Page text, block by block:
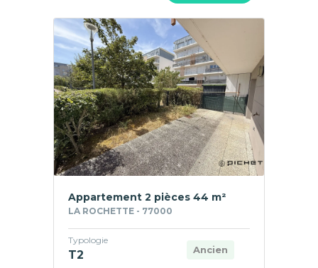
Appartement 2 pièces 44 m²
LA ROCHETTE - 77000
Ancien
Typologie
T2